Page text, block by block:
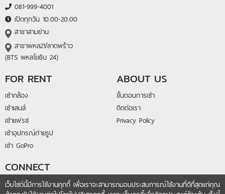
081-999-4001
เปิดทุกวัน 10.00-20.00
สาขาสามย่าน
สาขาพหล21/ลาดพร้าว
(BTS พหลโยธิน 24)
FOR RENT
เช่ากล้อง
เช่าเลนส์
เช่าแฟรช
เช่าอุปกรณ์ถ่ายรูป
เช่า GoPro
ABOUT US
ขั้นตอนการเช่า
ติดต่อเรา
Privacy Policy
CONNECT
@lightandlens
เว็บไซต์นี้มีการใช้งานคุกกี้ เพื่อเราจะสามารถมอบประสบการณ์ใช้งานที่ดีที่สุดแก่คุณ